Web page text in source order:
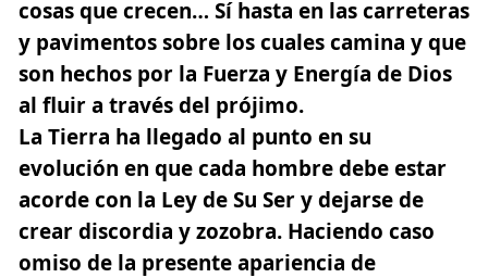
cosas que crecen… Sí hasta en las carreteras
y pavimentos sobre los cuales camina y que
son hechos por la Fuerza y Energía de Dios
al fluir a través del prójimo.
La Tierra ha llegado al punto en su
evolución en que cada hombre debe estar
acorde con la Ley de Su Ser y dejarse de
crear discordia y zozobra. Haciendo caso
omiso de la presente apariencia de